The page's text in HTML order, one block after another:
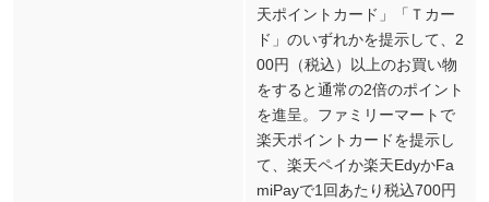
天ポイントカード」「Ｔカー
ド」のいずれかを提示して、2
00円（税込）以上のお買い物
をすると通常の2倍のポイント
を進呈。ファミリーマートで
楽天ポイントカードを提示し
て、楽天ペイか楽天EdyかFa
miPayで1回あたり税込700円